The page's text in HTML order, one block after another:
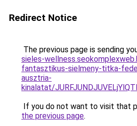
Redirect Notice
The previous page is sending
sieles-
fantasztikus-sielmeny-titka-
ausztria-
kinalatat/
If you do not want to visit that
the previous page.